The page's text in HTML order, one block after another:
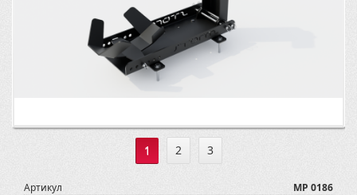
1 2 3
Артикул MP 0186